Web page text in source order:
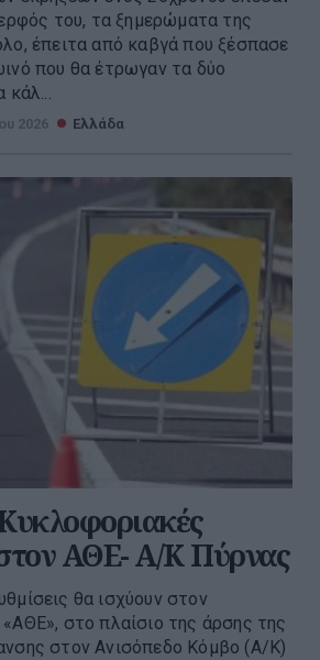
του, τα ξημερώματα της
έπειτα από καβγά που ξέσπασε
που θα έτρωγαν τα δύο
κάλ...
2026 Ελλάδα
ΑΘΕ- Α/Κ Πύρνας
θα ισχύουν στον
στο πλαίσιο της άρσης της
στον Ανισόπεδο Κόμβο (Α/Κ)